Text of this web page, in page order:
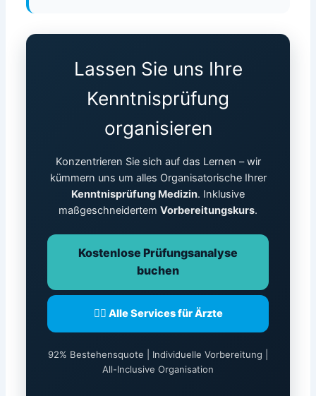
Lassen Sie uns Ihre
Kenntnisprüfung
organisieren
Konzentrieren Sie sich auf das Lernen – wir
kümmern uns um alles Organisatorische Ihrer
Kenntnisprüfung Medizin. Inklusive
maßgeschneidertem Vorbereitungskurs.
Kostenlose Prüfungsanalyse
buchen
👨‍⚕️ Alle Services für Ärzte
92% Bestehensquote | Individuelle Vorbereitung |
All-Inclusive Organisation